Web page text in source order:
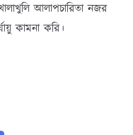
আলাপচারিতা নজর
কামনা করি।